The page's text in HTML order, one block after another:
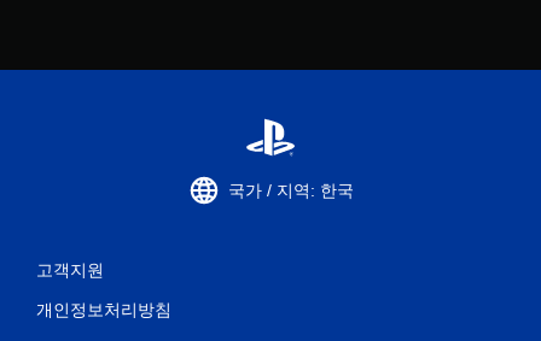
국가 / 지역: 한국
고객지원
개인정보처리방침